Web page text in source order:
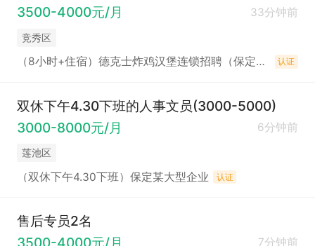
3500-4000元/月
33分钟前
竞秀区
（8小时+住宿）德克士炸鸡汉堡连锁招聘（保定上谷大观店） 认证
双休下午4.30下班的人事文员(3000-5000)
3000-8000元/月
6分钟前
莲池区
（双休下午4.30下班）保定某大型企业 认证
售后专员2名
3500-4000元/月
7分钟前